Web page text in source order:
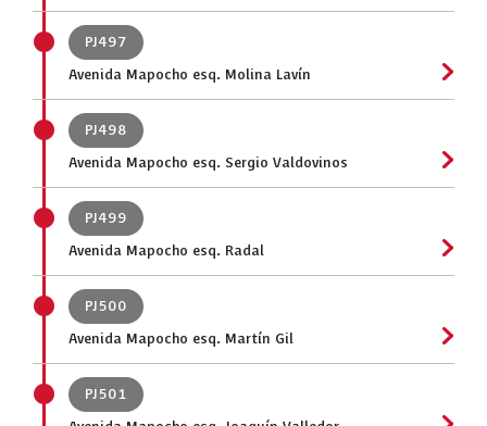
PJ497
Avenida Mapocho esq. Molina Lavín
PJ498
Avenida Mapocho esq. Sergio Valdovinos
PJ499
Avenida Mapocho esq. Radal
PJ500
Avenida Mapocho esq. Martín Gil
PJ501